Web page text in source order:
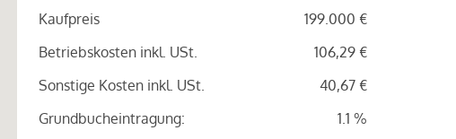
Kaufpreis
199.000 €
Betriebskosten inkl. USt.
106,29 €
Sonstige Kosten inkl. USt.
40,67 €
Grundbucheintragung:
1.1 %